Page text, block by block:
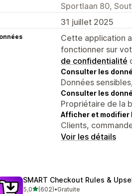
Sportlaan 80,
31 juillet 2025
Cette application
fonctionner sur
de confidentialité
Consulter les
Données
Consulter les
Propriétaire de la
Afficher et modifier
Clients,
Voir les détails
SMART Checkout Rules &
5,0étoile(s) sur 5
(602)•Gratuite